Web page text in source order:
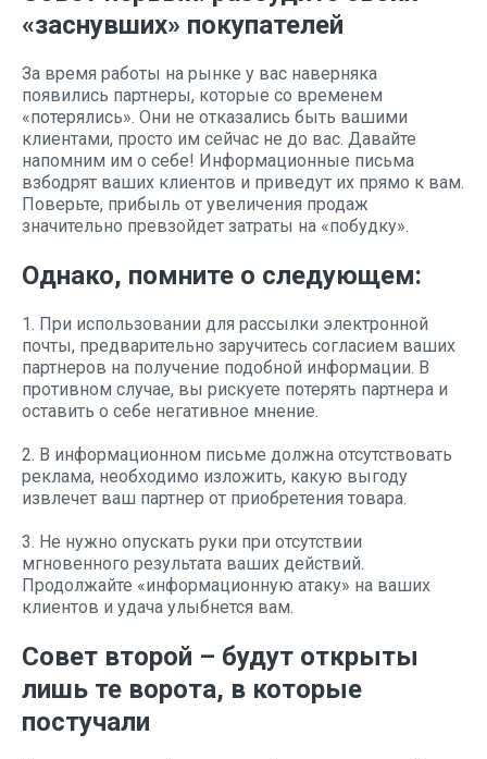
«заснувших» покупателей
За время работы на рынке у вас наверняка
появились партнеры, которые со временем
«потерялись». Они не отказались быть вашими
клиентами, просто им сейчас не до вас. Давайте
напомним им о себе! Информационные письма
взбодрят ваших клиентов и приведут их прямо к вам.
Поверьте, прибыль от увеличения продаж
значительно превзойдет затраты на «побудку».
Однако, помните о следующем:
1. При использовании для рассылки электронной
почты, предварительно заручитесь согласием ваших
партнеров на получение подобной информации. В
противном случае, вы рискуете потерять партнера и
оставить о себе негативное мнение.
2. В информационном письме должна отсутствовать
реклама, необходимо изложить, какую выгоду
извлечет ваш партнер от приобретения товара.
3. Не нужно опускать руки при отсутствии
мгновенного результата ваших действий.
Продолжайте «информационную атаку» на ваших
клиентов и удача улыбнется вам.
Совет второй – будут открыты
лишь те ворота, в которые
постучали